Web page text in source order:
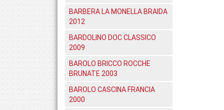
BARBERA LA MONELLA BRAIDA
2012
BARDOLINO DOC CLASSICO
2009
BAROLO BRICCO ROCCHE
BRUNATE 2003
BAROLO CASCINA FRANCIA
2000